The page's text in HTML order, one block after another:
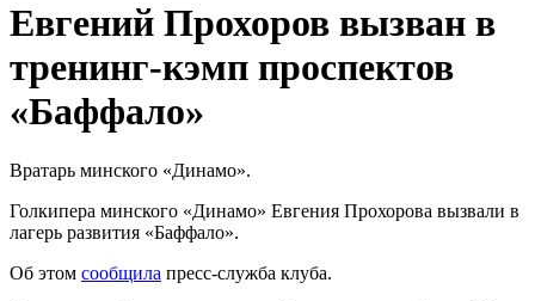
Евгений Прохоров вызван в
тренинг-кэмп проспектов
«Баффало»
Вратарь минского «Динамо».
Голкипера минского «Динамо» Евгения Прохорова вызвали в
лагерь развития «Баффало».
Об этом сообщила пресс-служба клуба.